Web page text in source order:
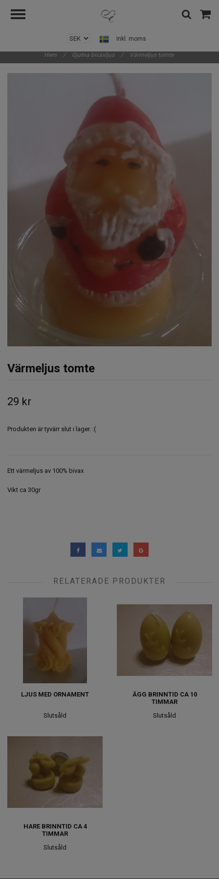
Inkl. moms
Hem / Gjutna bivaxljus / Värmeljus tomte
Värmeljus tomte
29 kr
Produkten är tyvärr slut i lager. :(
Ett värmeljus av 100% bivax
Vikt ca 30gr
RELATERADE PRODUKTER
LJUS MED ORNAMENT
Slutsåld
ÄGG BRINNTID CA 10
TIMMAR
Slutsåld
HARE BRINNTID CA 4
TIMMAR
Slutsåld